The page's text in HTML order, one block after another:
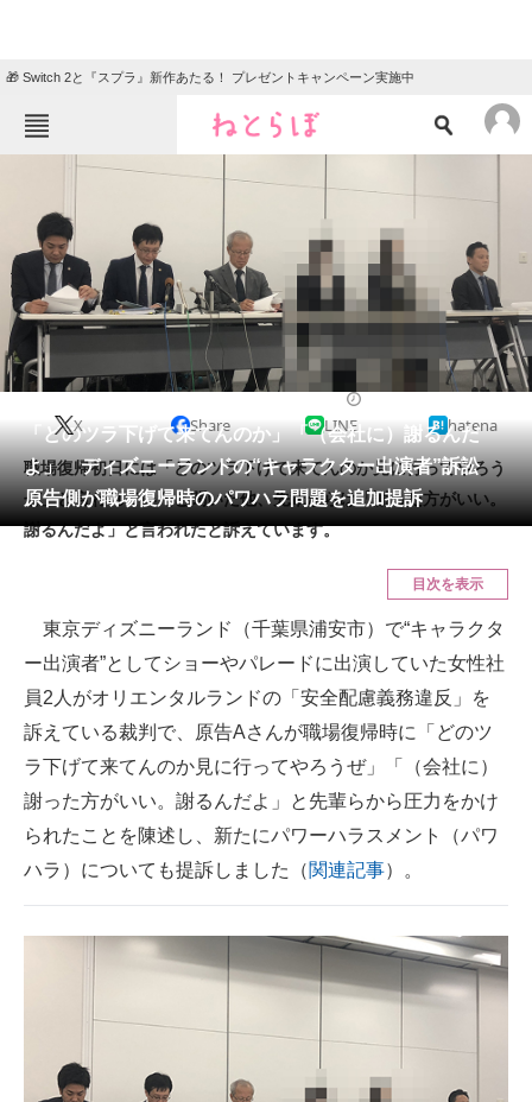
🎁 Switch 2と『スプラ』新作あたる！ プレゼントキャンペーン実施中
エンタメ クイズ
グルメ 地域
住まい 教育・育児
動物 リサーチ
会員記事
メディア
注目記事を集めた総合ページ
スマホと通信の最新トレンド
好きが集まる 比べて選べる
AI活用のいまが分かる
経営リーダーのコミュニティ
企業向けIT製品の総合サイト
「どのツラ下げて来てんのか」「（会社に）謝るんだ
よ」 ディズニーランドの“キャラクター出演者”訴訟
原告側が職場復帰時のパワハラ問題を追加提訴
X Share LINE hatena
職場復帰初日には「どのツラ下げて来てんのか見に行ってやろう
ぜ」と言われていたと聞いた他、先輩からは「謝った方がいい。
謝るんだよ」と言われたと訴えています。
目次を表示
東京ディズニーランド（千葉県浦安市）で“キャラクタ
ー出演者”としてショーやパレードに出演していた女性社
員2人がオリエンタルランドの「安全配慮義務違反」を
訴えている裁判で、原告Aさんが職場復帰時に「どのツ
ラ下げて来てんのか見に行ってやろうぜ」「（会社に）
謝った方がいい。謝るんだよ」と先輩らから圧力をかけ
られたことを陳述し、新たにパワーハラスメント（パワ
ハラ）についても提訴しました（関連記事）。